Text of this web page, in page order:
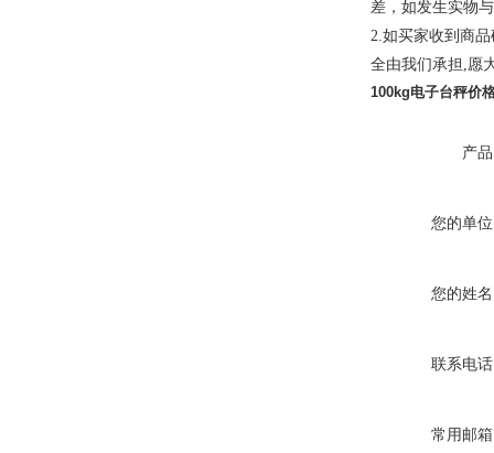
差，如发生实物
2.如买家收到商
全由我们承担,愿
100kg电子台秤价
产
您的单
您的姓
联系电
常用邮